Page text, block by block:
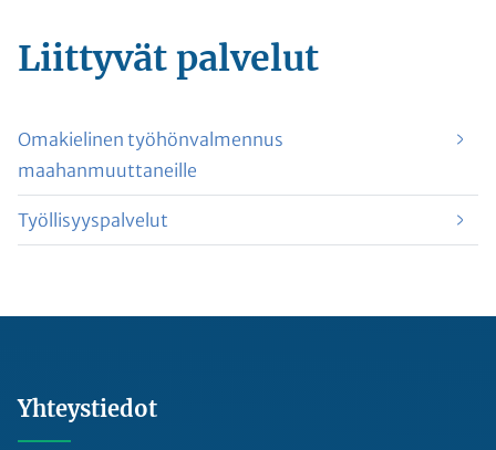
Liittyvät palvelut
Omakielinen työhönvalmennus
maahanmuuttaneille
Työllisyyspalvelut
Yhteystiedot